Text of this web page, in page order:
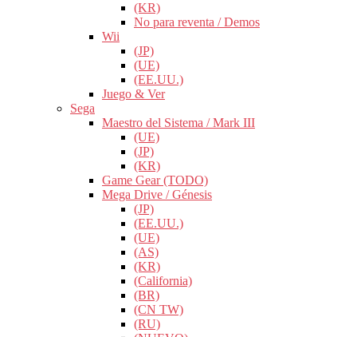
(KR)
No para reventa / Demos
Wii
(JP)
(UE)
(EE.UU.)
Juego & Ver
Sega
Maestro del Sistema / Mark III
(UE)
(JP)
(KR)
Game Gear (TODO)
Mega Drive / Génesis
(JP)
(EE.UU.)
(UE)
(AS)
(KR)
(California)
(BR)
(CN TW)
(RU)